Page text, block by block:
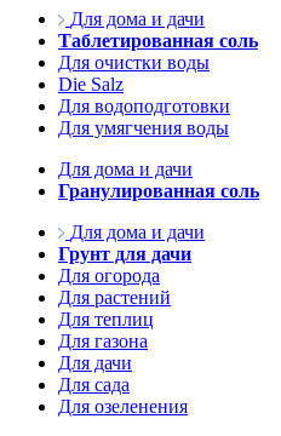
Для дома и дачи
Таблетированная соль
Для очистки воды
Die Salz
Для водоподготовки
Для умягчения воды
Для дома и дачи
Гранулированная соль
Для дома и дачи
Грунт для дачи
Для огорода
Для растений
Для теплиц
Для газона
Для дачи
Для сада
Для озеленения